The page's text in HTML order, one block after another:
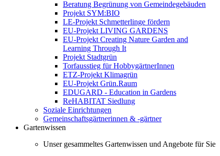
Beratung Begrünung von Gemeindegebäuden
Projekt SYM:BIO
LE-Projekt Schmetterlinge fördern
EU-Projekt LIVING GARDENS
EU-Projekt Creating Nature Garden and
Learning Through It
Projekt Stadtgrün
Torfausstieg für HobbygärtnerInnen
ETZ-Projekt Klimagrün
EU-Projekt Grün.Raum
EDUGARD - Education in Gardens
ReHABITAT Siedlung
Soziale Einrichtungen
Gemeinschaftsgärtnerinnen & -gärtner
Gartenwissen
Unser gesammeltes Gartenwissen und Angebote für Sie